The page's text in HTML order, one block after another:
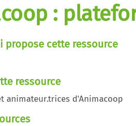
:
propose cette ressource
ressource
animateur.trices d'Animacoop